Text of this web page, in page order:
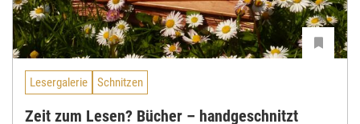
Lesergalerie Schnitzen
Zeit zum Lesen? Bücher – handgeschnitzt